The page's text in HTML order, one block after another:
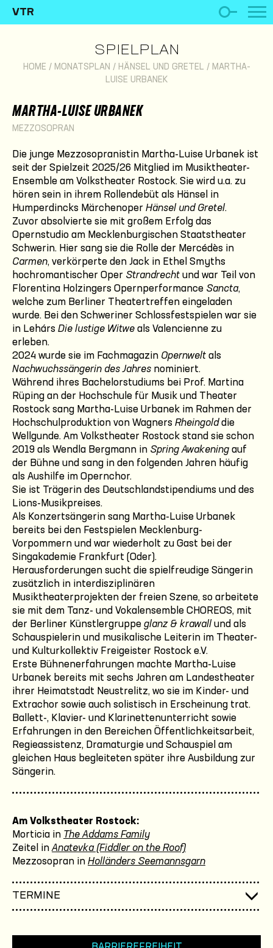
VTR
SPIELPLAN
HOME / MONATSPLAN / HÄNSEL UND GRETEL / MARTHA-
LUISE URBANEK
MARTHA-LUISE URBANEK
MEZZOSOPRAN
Die junge Mezzosopranistin Martha-Luise Urbanek ist
seit der Spielzeit 2025/26 Mitglied im Musiktheater-
Ensemble am Volkstheater Rostock. Sie wird u.a. zu
hören sein in ihrem Rollendebüt als Hänsel in
Humperdincks Märchenoper Hänsel und Gretel.
Zuvor absolvierte sie mit großem Erfolg das
Opernstudio am Mecklenburgischen Staatstheater
Schwerin. Hier sang sie die Rolle der Mercédès in
Carmen, verkörperte den Jack in Ethel Smyths
hochromantischer Oper Strandrecht und war Teil von
Florentina Holzingers Opernperformance Sancta,
welche zum Berliner Theatertreffen eingeladen
wurde. Bei den Schweriner Schlossfestspielen war sie
in Lehárs Die lustige Witwe als Valencienne zu
erleben.
2024 wurde sie im Fachmagazin Opernwelt als
Nachwuchssängerin des Jahres nominiert.
Während ihres Bachelorstudiums bei Prof. Martina
Rüping an der Hochschule für Musik und Theater
Rostock sang Martha-Luise Urbanek im Rahmen der
Hochschulproduktion von Wagners Rheingolddie
Wellgunde. Am Volkstheater Rostock stand sie schon
2019 als Wendla Bergmann in Spring Awakening auf
der Bühne und sang in den folgenden Jahren häufig
als Aushilfe im Opernchor.
Sie ist Trägerin des Deutschlandstipendiums und des
Lions-Musikpreises.
Als Konzertsängerin sang Martha-Luise Urbanek
bereits bei den Festspielen Mecklenburg-
Vorpommern und war wiederholt zu Gast bei der
Singakademie Frankfurt (Oder).
Herausforderungen sucht die spielfreudige Sängerin
zusätzlich in interdisziplinären
Musiktheaterprojekten der freien Szene, so arbeitete
sie mit dem Tanz- und Vokalensemble CHOREOS, mit
der Berliner Künstlergruppe glanz & krawall und als
Schauspielerin und musikalische Leiterin im Theater-
und Kulturkollektiv Freigeister Rostock e.V.
Erste Bühnenerfahrungen machte Martha-Luise
Urbanek bereits mit sechs Jahren am Landestheater
ihrer Heimatstadt Neustrelitz, wo sie im Kinder- und
Extrachor sowie auch solistisch in Erscheinung trat.
Ballett-, Klavier- und Klarinettenunterricht sowie
Erfahrungen in den Bereichen Öffentlichkeitsarbeit,
Regieassistenz, Dramaturgie und Schauspiel am
gleichen Haus begleiteten später ihre Ausbildung zur
Sängerin.
Am Volkstheater Rostock:
Morticia in The Addams Family
Zeitel in Anatevka (Fiddler on the Roof)
Mezzosopran in Holländers Seemannsgarn
TERMINE